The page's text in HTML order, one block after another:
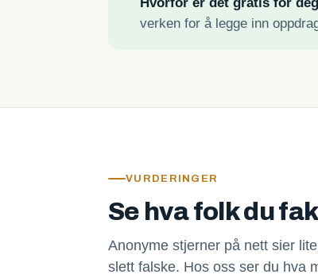
verken for å legge inn
VURDERINGER
Se hva folk du
Anonyme stjerner på nett sier
slett falske. Hos oss ser du hva